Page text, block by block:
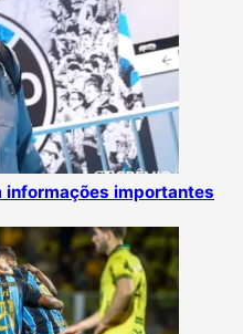
informações importantes